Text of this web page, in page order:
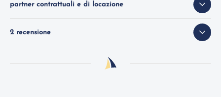
partner contrattuali e di locazione
2 recensione